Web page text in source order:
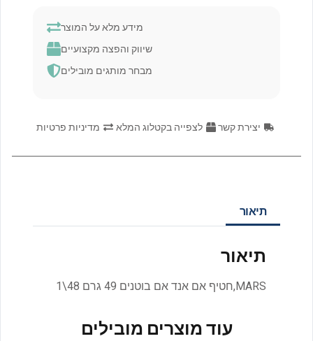
מידע מלא על המוצר
שיווק והפצה מקצועיים
מבחר מותגים מובילים
יצירת קשר לצפייה בקטלוג המלא מדיניות פרטיות
תיאור
תיאור
MARS,חטיף אם אנד אם בוטנים 49 גרם 48\1
עוד מוצרים מובילים